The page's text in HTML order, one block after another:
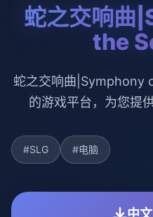
蛇之交响曲
the
蛇之交响曲|Symphony
的游戏平台，为您提
#SLG #电脑
中